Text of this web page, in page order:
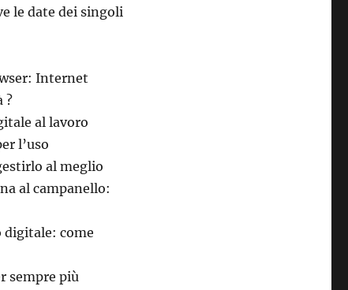
le date dei singoli
Internet
?
al lavoro
l’uso
al meglio
al campanello:
digitale: come
sempre più